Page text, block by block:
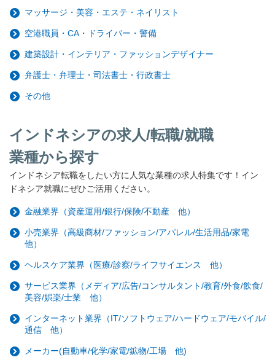
マッサージ・美容・エステ・ネイリスト
空港職員・CA・ドライバー・警備
建築設計・インテリア・ファッションデザイナー
弁護士・弁理士・司法書士・行政書士
その他
インドネシアの求人/転職/就職
業種から探す
インドネシア転職をしたい方に人気な業種の求人特集です！イン
ドネシア就職にぜひご活用ください。
金融業界（資産運用/銀行/保険/不動産 他）
小売業界（高級商材/ファッション/アパレル/生活用品/家電
他）
ヘルスケア業界（医療/診察/ライフサイエンス 他）
サービス業界（メディア/広告/コンサルタント/教育/外食/飲食/
美容/娯楽/士業 他）
インターネット業界（IT/ソフトウェア/ハードウェア/モバイル/
通信 他）
メーカー(自動車/化学/家電/鉱物/工場 他)